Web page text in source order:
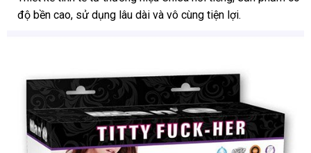
độ bền cao, sử dụng lâu dài và vô cùng tiện lợi.